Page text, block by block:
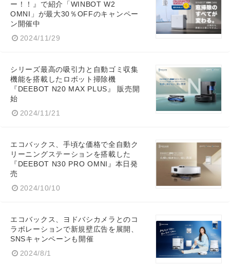
ー！！』で紹介「WINBOT W2
OMNI」が最大30％OFFのキャンペー
ン開催中
2024/11/29
シリーズ最高の吸引力と自動ゴミ収集
機能を搭載したロボット掃除機
『DEEBOT N20 MAX PLUS』 販売開
始
2024/11/21
エコバックス、手頃な価格で全自動ク
リーニングステーションを搭載した
『DEEBOT N30 PRO OMNI』本日発
売
2024/10/10
エコバックス、ヨドバシカメラとのコ
ラボレーションで新規壁広告を展開、
SNSキャンペーンも開催
2024/8/1